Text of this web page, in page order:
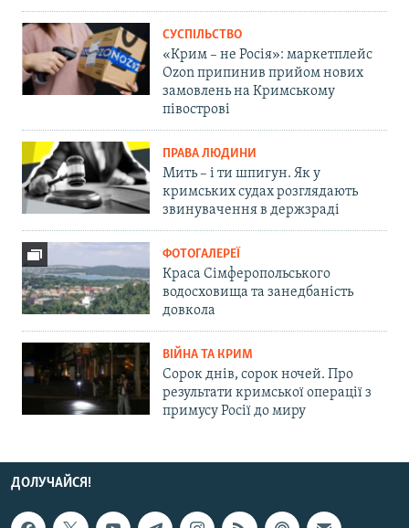
СУСПІЛЬСТВО
«Крим – не Росія»: маркетплейс
Ozon припинив прийом нових
замовлень на Кримському
півострові
ПРАВА ЛЮДИНИ
Мить – і ти шпигун. Як у
кримських судах розглядають
звинувачення в держзраді
ФОТОГАЛЕРЕЇ
Краса Сімферопольського
водосховища та занедбаність
довкола
ВІЙНА ТА КРИМ
Сорок днів, сорок ночей. Про
результати кримської операції з
примусу Росії до миру
ДОЛУЧАЙСЯ!